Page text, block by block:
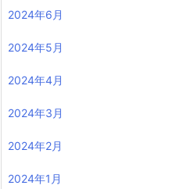
2024年6月
2024年5月
2024年4月
2024年3月
2024年2月
2024年1月